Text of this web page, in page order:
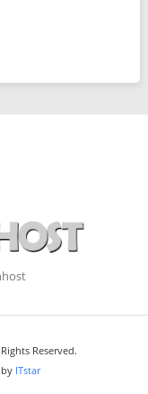
Reserved.
ITstar